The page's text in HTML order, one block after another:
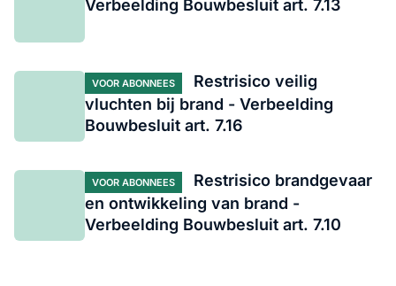
Verbeelding Bouwbesluit art. 7.13
VOOR ABONNEES
Restrisico veilig
vluchten bij brand - Verbeelding
Bouwbesluit art. 7.16
VOOR ABONNEES
Restrisico brandgevaar
en ontwikkeling van brand -
Verbeelding Bouwbesluit art. 7.10